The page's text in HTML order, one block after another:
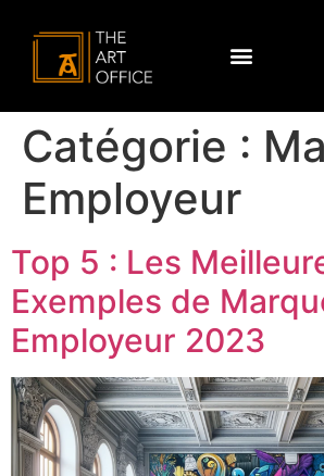
Catégorie :
Employeur
Top 5 : Les
Exemples de
Employeur 2023